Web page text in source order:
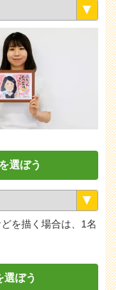
選ぼう
を描く場合は、1名
選ぼう